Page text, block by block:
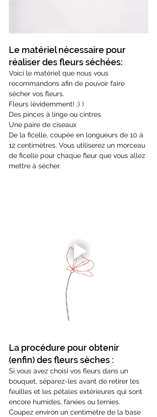
Le matériel nécessaire pour
réaliser des fleurs séchées:
Voici le matériel que nous vous
recommandons afin de pouvoir faire
sécher vos fleurs.
Fleurs (évidemment! ;) )
Des pinces à linge ou cintres
Une paire de ciseaux
De la ficelle, coupée en longueurs de 10 à
12 centimètres. Vous utiliserez un morceau
de ficelle pour chaque fleur que vous allez
mettre à sécher.
La procédure pour obtenir
(enfin) des fleurs sèches :
Si vous avez choisi vos fleurs dans un
bouquet, séparez-les avant de retirer les
feuilles et les pétales extérieures qui sont
encore humides, fanées ou ternies.
Coupez environ un centimètre de la base